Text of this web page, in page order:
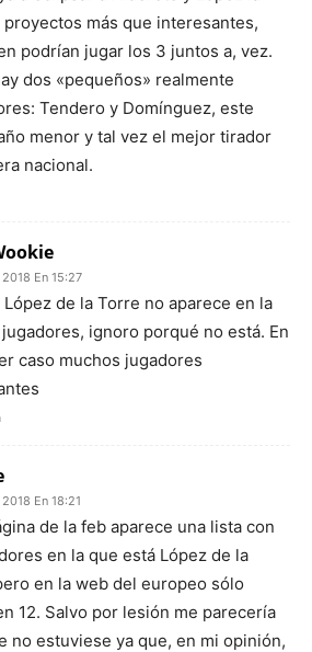
más que interesantes,
podrían jugar los 3 juntos a, vez.
dos «pequeños» realmente
Tendero y Domínguez, este
menor y tal vez el mejor tirador
nacional.
En 15:27
de la Torre no aparece en la
ignoro porqué no está. En
caso muchos jugadores
En 18:21
de la feb aparece una lista con
en la que está López de la
en la web del europeo sólo
12. Salvo por lesión me parecería
no estuviese ya que, en mi opinión,